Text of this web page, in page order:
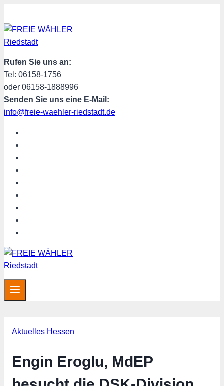
Inhalt
springen
Rufen Sie uns an:
Tel: 06158-1756
oder 06158-1888996
Senden Sie uns eine E-Mail:
info@freie-waehler-riedstadt.de
Aktuelles Hessen
Engin Eroglu, MdEP